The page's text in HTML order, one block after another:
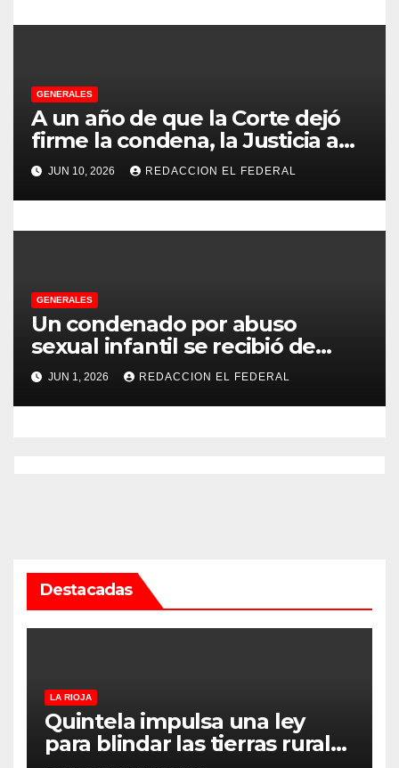
a
a
s
GENERALES
A un año de que la Corte dejó
firme la condena, la Justicia aún
no pudo decomisarle ni un peso
a CFK
JUN 10, 2026 REDACCION EL FEDERAL
GENERALES
Un condenado por abuso
sexual infantil se recibió de
psicopedagogo dentro del
Servicio Penitenciario de La
Rioja
JUN 1, 2026 REDACCION EL FEDERAL
Destacadas
LA RIOJA
Quintela impulsa una ley
para blindar las tierras rurales